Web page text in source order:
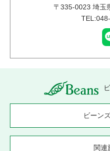
〒 335-0023 埼玉
ビーン
関連